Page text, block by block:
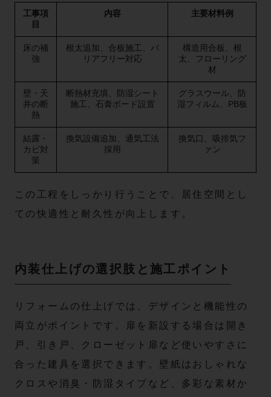
工事項
目
内容 主要材料例
床の補
強
根太追加、合板施工、バ
リアフリー対応
構造用合板、根
太、フローリング
材
壁・天
井の断
熱
断熱材充填、防湿シート
施工、石膏ボード設置
グラスウール、防
湿フィルム、PB板
結露・
カビ対
策
換気設備追加、通気工法
採用
換気口、吸排気フ
ァン
この工程をしっかり行うことで、居住空間とし
ての快適性と耐久性が向上します。
内装仕上げの選択肢と施工ポイント
リフォームの仕上げでは、デザインと機能性の
両立がポイントです。扉を新設する場合は開き
戸、引き戸、クローゼット扉など使いやすさに
合った建具を選択できます。壁紙はおしゃれな
クロスや消臭・防湿タイプなど、多彩な素材か